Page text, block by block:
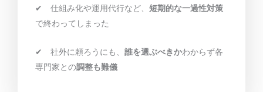
✔︎ 仕組み化や運用代行など、 短期的な一過性対策
で終わってしまった
✔︎ 社外に頼ろうにも、 誰を選ぶべきかわからず各
専門家との調整も難儀